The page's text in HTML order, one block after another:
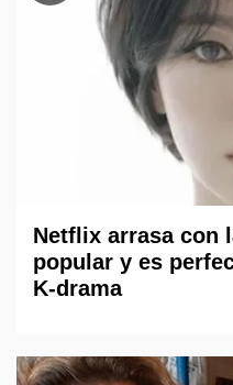
Netflix arrasa con
popular y es
K-drama